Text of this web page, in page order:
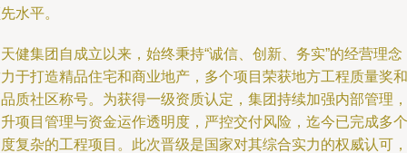
水平。
健集团自成立以来，始终秉持“诚信、创新、务实”的经营理念
于打造精品住宅和商业地产，多个项目荣获地方工程质量奖和
质社区称号。为获得一级资质认定，集团持续加强内部管理，
项目管理与资金运作透明度，严控交付风险，迄今已完成多个
复杂的工程项目。此次晋级是国家对其综合实力的权威认可，